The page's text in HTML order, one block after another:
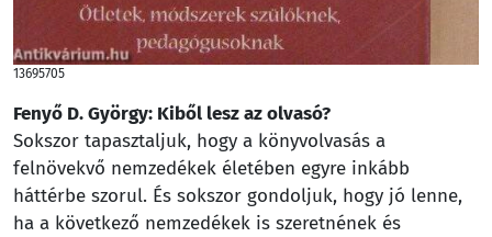
13695705
Fenyő D. György: Kiből lesz az olvasó?
Sokszor tapasztaljuk, hogy a könyvolvasás a
felnövekvő nemzedékek életében egyre inkább
háttérbe szorul. És sokszor gondoljuk, hogy jó lenne,
ha a következő nemzedékek is szeretnének és